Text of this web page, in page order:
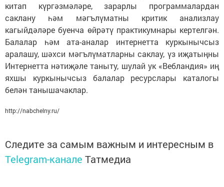
китап күргәзмәләре, зарарлы программалардан
саклану һәм мәгълүматны критик анализлау
кагыйдәләре буенча өйрәтү практикумнары кертелгән.
Балалар һәм ата-аналар интернетта куркынычсыз
аралашу, шәхси мәгълүматларны саклау, үз иҗатыңны
Интернетта нәтиҗәле таныту, шулай ук «Вебландия» иң
яхшы куркынычсыз балалар ресурслары каталогы
белән танышачаклар.
http://nabchelny.ru/
Следите за самым важным и интересным в
Telegram-канале Татмедиа